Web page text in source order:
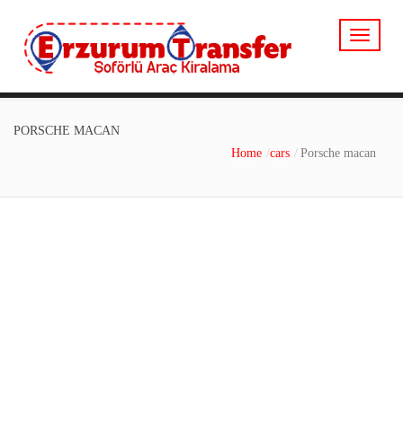
PORSCHE MACAN
Home cars Porsche macan